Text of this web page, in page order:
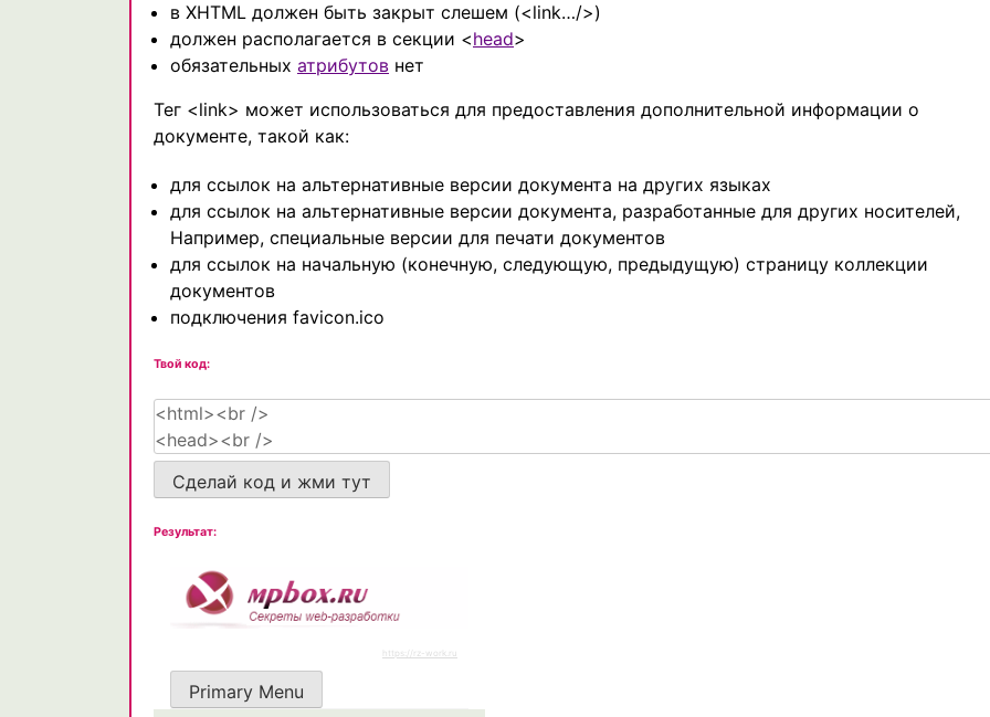
в XHTML должен быть закрыт слешем (<link…/>)
должен располагается в секции <head>
обязательных атрибутов нет
Тег <link> может использоваться для предоставления дополнительной информации о
документе, такой как:
для ссылок на альтернативные версии документа на других языках
для ссылок на альтернативные версии документа, разработанные для других носителей,
Например, специальные версии для печати документов
для ссылок на начальную (конечную, следующую, предыдущую) страницу коллекции
документов
подключения favicon.ico
Твой код:
Сделай код и жми тут
Результат: